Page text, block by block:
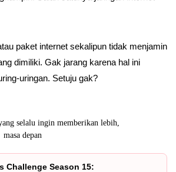
paket internet sekalipun tidak menjamin
dimiliki. Gak jarang karena hal ini
uringan. Setuju gak?
penting untuk branding namun
harus tetap m
Challenge Season 15: